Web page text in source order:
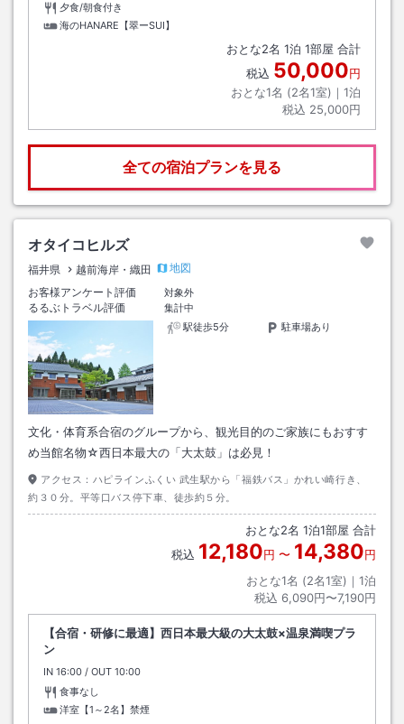
夕食/朝食付き
海のHANARE【翠ーSUI】
おとな2名 1泊 1部屋 合計
税込 50,000円
おとな1名 (2名1室)｜ 1泊
税込 25,000円
全ての宿泊プランを見る
オタイコヒルズ
福井県 越前海岸・織田
地図
お客様アンケート評価
対象外
るるぶトラベル評価
集計中
駅徒歩5分
駐車場あり
文化・体育系合宿のグループから、観光目的のご家族にもおすす
め当館名物☆西日本最大の「大太鼓」は必見！
アクセス： ハピラインふくい 武生駅から「福鉄バス」かれい崎行き、
約３０分。平等口バス停下車、徒歩約５分。
おとな2名 1泊1部屋 合計
税込 12,180円 〜 14,380円
おとな1名 (2名1室)｜ 1泊
税込 6,090円〜7,190円
【合宿・研修に最適】西日本最大級の大太鼓×温泉満喫プラ
ン
IN チェックイン
16:00 / OUT チェックアウト
10:00
食事なし
洋室【1～2名】禁煙